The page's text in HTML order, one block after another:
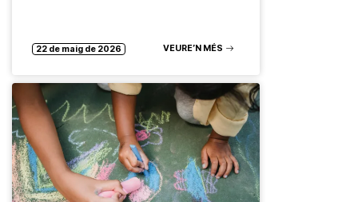
22 de maig de 2026 VEURE’N MÉS